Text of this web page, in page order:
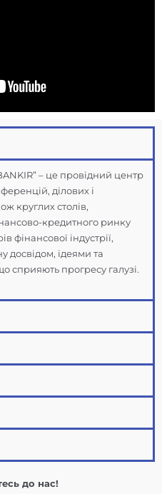
– це провідний центр
ділових і
круглих столів,
кредитного ринку
фінансової індустрії,
досвідом, ідеями та
сприяють прогресу галузі.
до нас!